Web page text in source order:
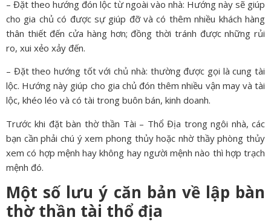
– Đặt theo hướng đón lộc từ ngoài vào nhà: Hướng này sẽ giúp
cho gia chủ có được sự giúp đỡ và có thêm nhiều khách hàng
thân thiết đến cửa hàng hơn; đồng thời tránh được những rủi
ro, xui xẻo xảy đến.
– Đặt theo hướng tốt với chủ nhà: thường được gọi là cung tài
lộc. Hướng này giúp cho gia chủ đón thêm nhiều vận may và tài
lộc, khéo léo và có tài trong buôn bán, kinh doanh.
Trước khi đặt bàn thờ thần Tài – Thổ Địa trong ngôi nhà, các
bạn cần phải chú ý xem phong thủy hoặc nhờ thầy phòng thủy
xem có hợp mệnh hay không hay người mệnh nào thì hợp trạch
mệnh đó.
Một số lưu ý căn bản về lập bàn
thờ thần tài thổ địa